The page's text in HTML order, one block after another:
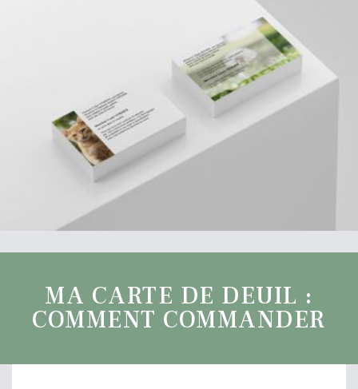
MA CARTE DE DEUIL :
COMMENT COMMANDER